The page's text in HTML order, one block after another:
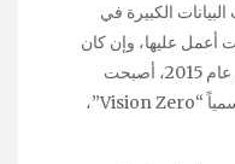
الكبيرة في
أعمل عليها، وإن كان
بلغات البرمجة المختلفة الآن”. في عام 2015، أصبحت
مدينة إدمونتون أول مدينة تتبنى رسمياً “Vision Zero”،